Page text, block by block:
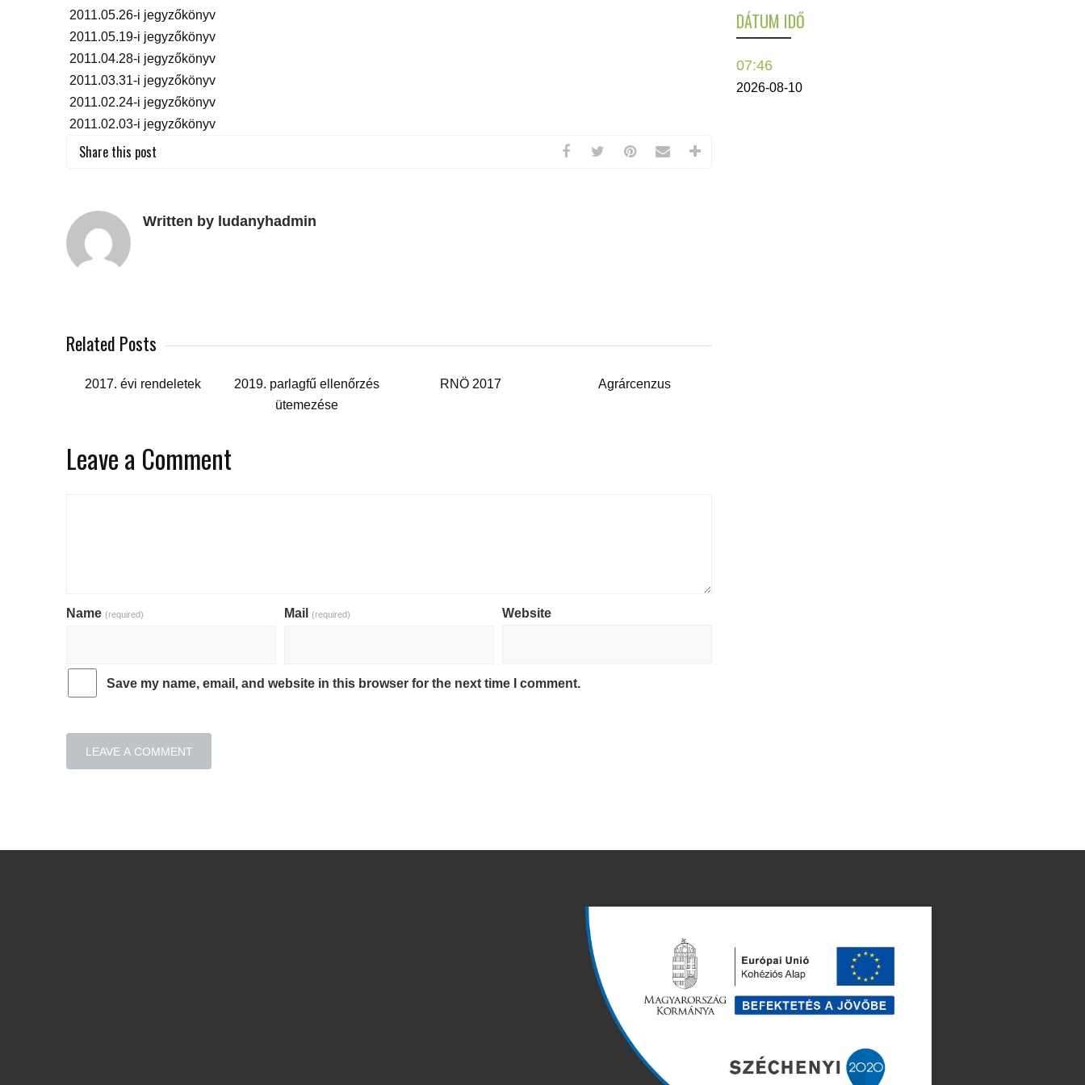
2011.05.26-i jegyzőkönyv
2011.05.19-i jegyzőkönyv
2011.04.28-i jegyzőkönyv
2011.03.31-i jegyzőkönyv
2011.02.24-i jegyzőkönyv
2011.02.03-i jegyzőkönyv
Share this post
Written by ludanyhadmin
Related Posts
2017. évi rendeletek
2019. parlagfű ellenőrzés
ütemezése
RNÖ 2017 Agrárcenzus
Leave a Comment
Name (required) Mail (required) Website
Save my name, email, and website in this browser for the next time I comment.
DÁTUM IDŐ
07:46
2026-08-10